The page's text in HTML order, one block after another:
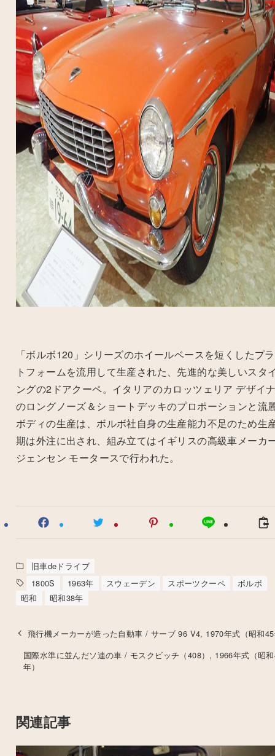
「ボルボ120 」シリーズのホイールベースを短くしたプ
トフォームを流用して生産された、先進的な美しいスタ
ングの2 ドアクーペ。イタリアのカロッツェリア デザイ
のロングノーズ＆ショートデッキのプロポーションと流
ボディの生産は、ボルボ社自身の生産能力不足のため生
期は外注に出され、組み立てはイギリスの高級車メーカ
ジェンセン モータースで行われた。
旧車deドライブ
1800S
1963年 スウェーデン スポーツクーペ
ボルボ
昭和
昭和38年
飛行機メーカーが造った自動車 / サーブ 96 V4, 1970年式（昭和
国際水準に並んだソ連の車 / モスクビッチ（408）, 1966年式（昭
年）
関連記事